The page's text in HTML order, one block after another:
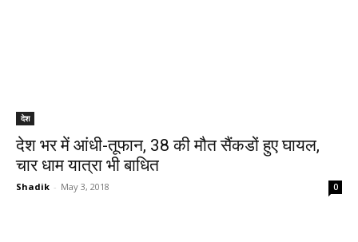
देश
देश भर में आंधी-तूफान, 38 की मौत सैंकडों हुए घायल,
चार धाम यात्रा भी बाधित
Shadik - May 3, 2018 0